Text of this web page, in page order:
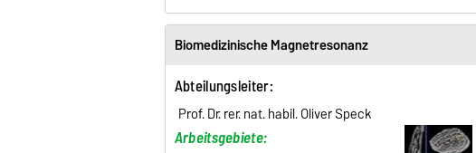
Biomedizinische Magnetresonanz
Abteilungsleiter:
Prof. Dr. rer. nat. habil. Oliver Speck
Arbeitsgebiete: